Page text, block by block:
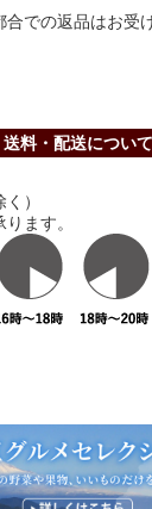
での返品はお受
送料・配送について
）
ます。